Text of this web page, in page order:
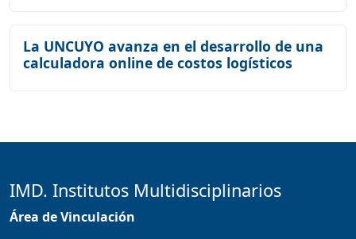
La UNCUYO avanza en el desarrollo de una
calculadora online de costos logísticos
IMD. Institutos Multidisciplinarios
Área de Vinculación